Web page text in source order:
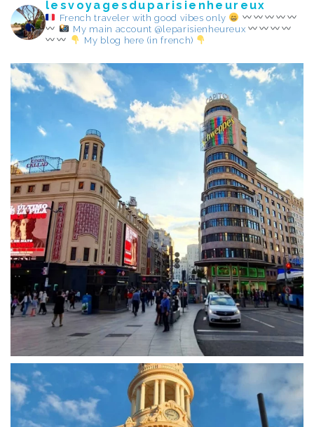
lesvoyagesduparisienheureux
French traveler with good vibes only
My main account @leparisienheureux
My blog here (in french)